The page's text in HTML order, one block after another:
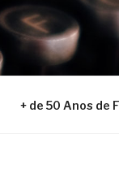
+ de 50 Anos de